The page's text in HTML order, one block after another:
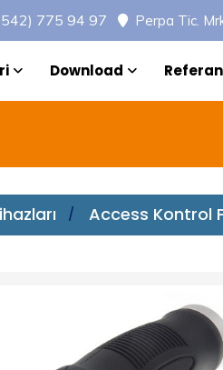
775 94 97 Perpa Tic.
Download
Access Kontrol